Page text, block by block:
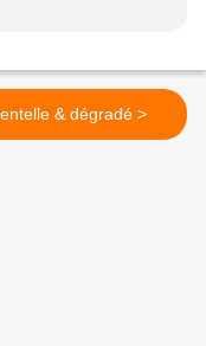
Dentelle & dégradé >